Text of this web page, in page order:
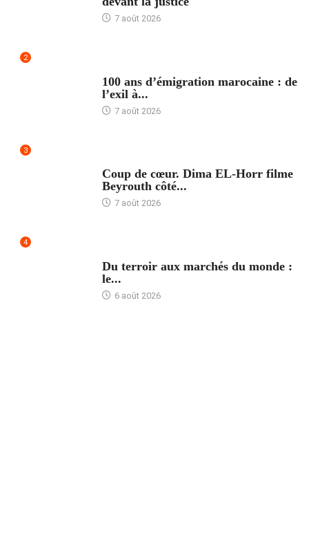
7 août 2026
2
100 ans d’émigration marocaine : de
l’exil à...
7 août 2026
3
Coup de cœur. Dima EL-Horr filme
Beyrouth côté...
7 août 2026
4
Du terroir aux marchés du monde :
le...
6 août 2026